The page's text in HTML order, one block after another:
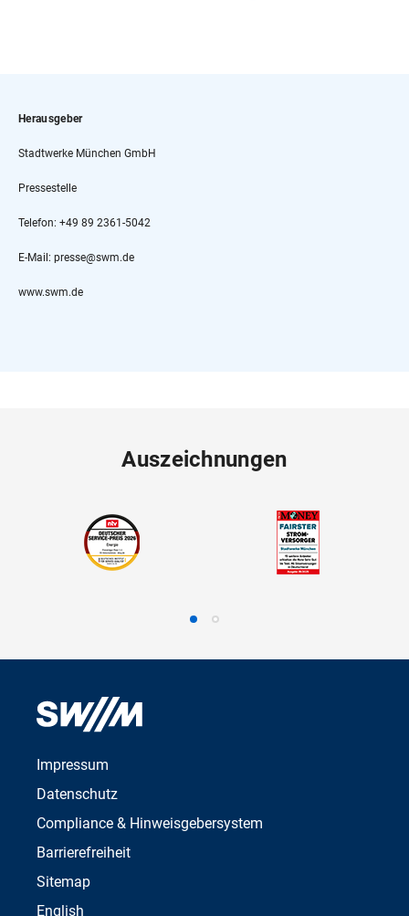
Herausgeber
Stadtwerke München GmbH
Pressestelle
Telefon: +49 89 2361-5042
E-Mail: presse@swm.de
www.swm.de
Auszeichnungen
Impressum
Datenschutz
Compliance & Hinweisgebersystem
Barrierefreiheit
Sitemap
English